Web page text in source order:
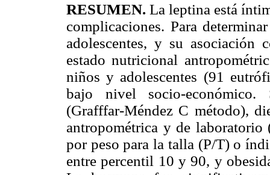
RESUMEN. La leptina está
complicaciones. Para
adolescentes, y su asociación
estado nutricional
niños y adolescentes (91
bajo nivel socio-económico.
(Grafffar-Méndez C método),
antropométrica y de
por peso para la talla (P/T) o
entre percentil 10 y 90, y